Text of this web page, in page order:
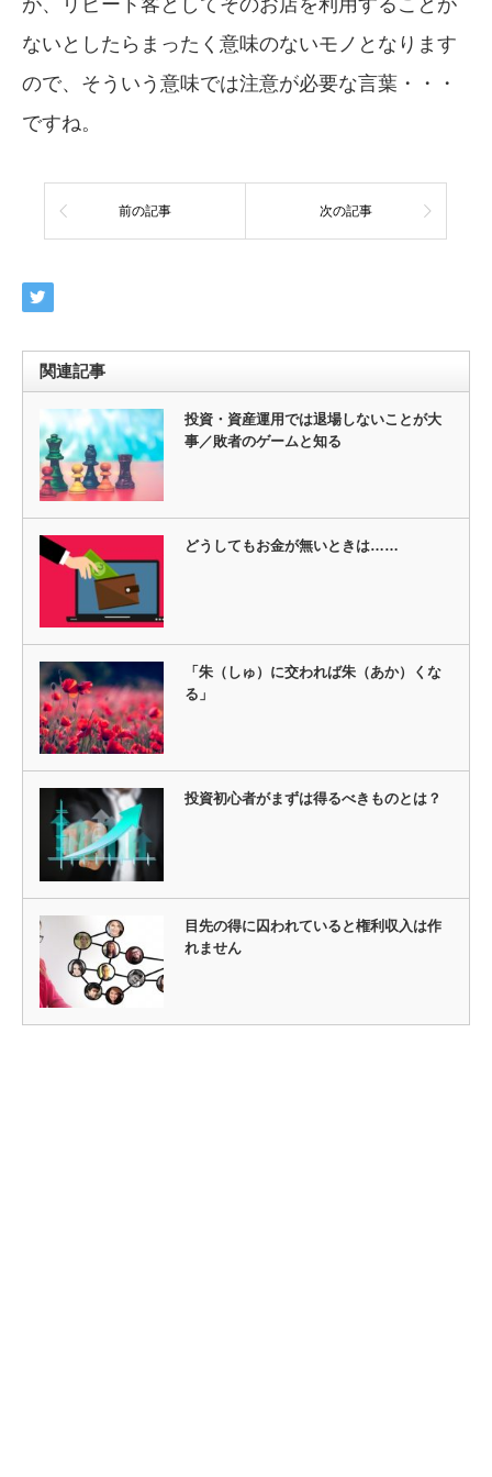
ないとしたらまったく意味のないモノとなります
ので、そういう意味では注意が必要な言葉・・・
ですね。
前の記事 次の記事
関連記事
投資・資産運用では退場しないことが大
事／敗者のゲームと知る
どうしてもお金が無いときは……
「朱（しゅ）に交われば朱（あか）くな
る」
投資初心者がまずは得るべきものとは？
目先の得に囚われていると権利収入は作
れません